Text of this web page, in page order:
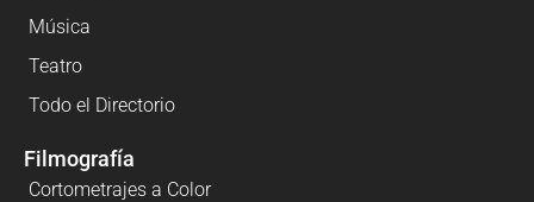
Música
Teatro
Todo el Directorio
Filmografía
Cortometrajes a Color